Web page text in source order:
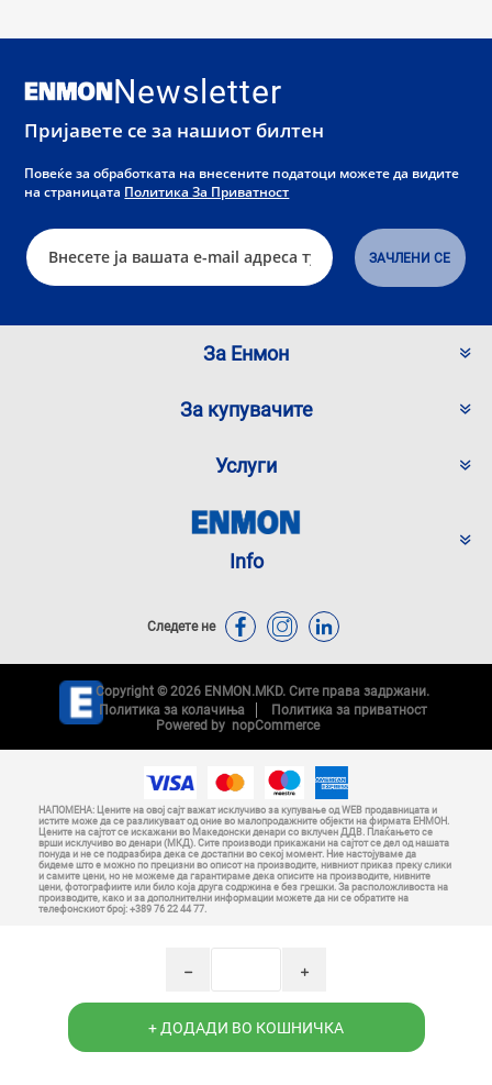
i
h
Newsletter
Пријавете се за нашиот билтен
Повеќе за обработката на внесените податоци можете да видите
на страницата Политика За Приватност
За Енмон
За купувачите
Услуги
Info
Следете не
Copyright © 2026 ENMON.MKD. Сите права задржани.
Политика за колачиња
Политика за приватност
Powered by nopCommerce
НАПОМЕНА: Цените на овој сајт важат исклучиво за купување од WEB продавницата и
истите може да се разликуваат од оние во малопродажните објекти на фирмата ЕНМОН.
Цените на сајтот се искажани во Македонски денари со вклучен ДДВ. Плаќањето се
врши исклучиво во денари (МКД). Сите производи прикажани на сајтот се дел од нашата
понуда и не се подразбира дека се достапни во секој момент. Ние настојуваме да
бидеме што е можно по прецизни во описот на производите, нивниот приказ преку слики
и самите цени, но не можеме да гарантираме дека описите на производите, нивните
цени, фотографиите или било која друга содржина е без грешки. За расположливоста на
производите, како и за дополнителни информации можете да ни се обратите на
телефонскиот број: +389 76 22 44 77.